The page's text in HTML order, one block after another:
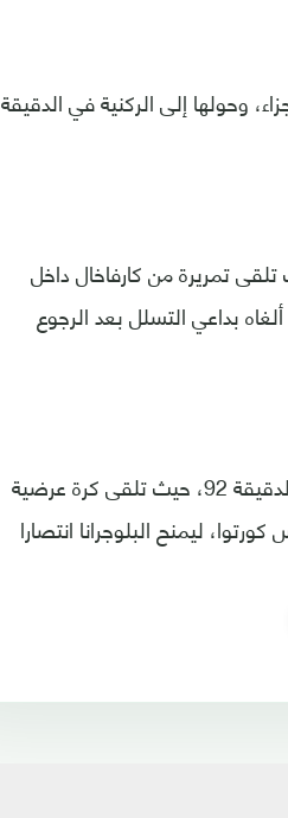
وحولها إلى الركنية في الدقيقة
الهدف الثاني لريال مدريد في الدقيقة 81، حيث تلقى تمريرة من كارفاخال داخل
بداعي التسلل بعد الرجوع
وقتل فرانك كيسي لاعب برشلونة البديل، أحلام ريال مدريد بهدف في الدقيقة 92، حيث تلقى كرة عرضية
ليمنح البلوجرانا انتصارا